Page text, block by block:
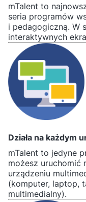
mTalent to
seria programów
i pedagogiczną. W
interaktywnych
Działa na każdym
mTalent to jedyne
możesz uruchomić
urządzeniu
(komputer, laptop,
multimedialny).